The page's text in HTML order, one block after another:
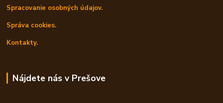
Spracovanie osobných údajov.
Správa cookies.
Kontakty.
Nájdete nás v Prešove